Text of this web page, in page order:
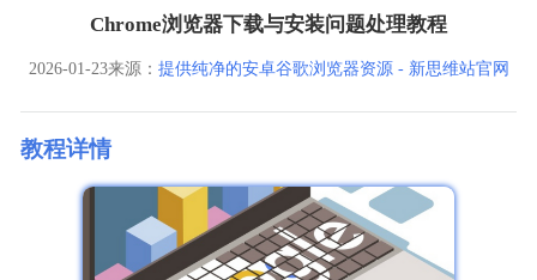
Chrome浏览器下载与安装问题处理教程
2026-01-23来源： 提供纯净的安卓谷歌浏览器资源 - 新思维站官网
教程详情